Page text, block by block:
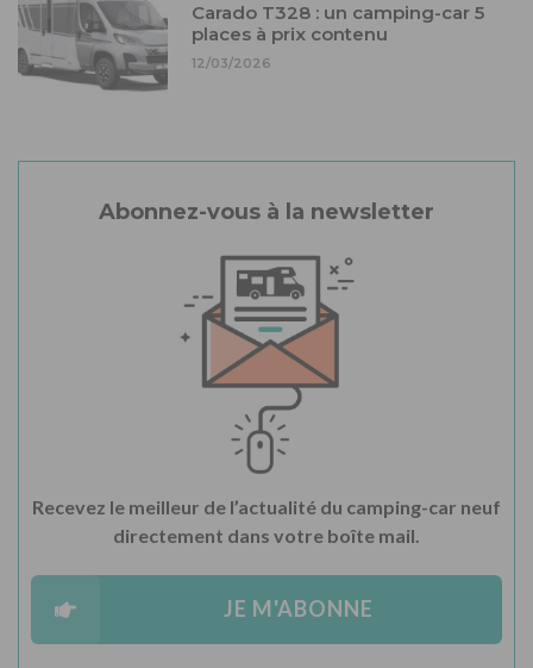
Carado T328 : un camping-car 5
places à prix contenu
12/03/2026
Abonnez-vous à la newsletter
Recevez le meilleur de l’actualité du camping-car neuf
directement dans votre boîte mail.
JE M'ABONNE